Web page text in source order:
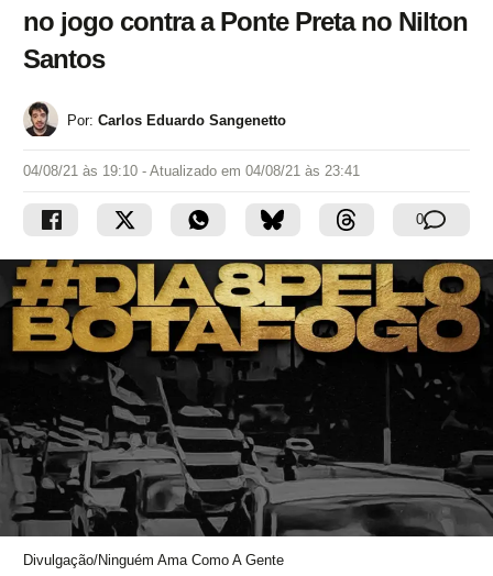
no jogo contra a Ponte Preta no Nilton
Santos
Por: Carlos Eduardo Sangenetto
04/08/21 às 19:10 - Atualizado em 04/08/21 às 23:41
0
Divulgação/Ninguém Ama Como A Gente